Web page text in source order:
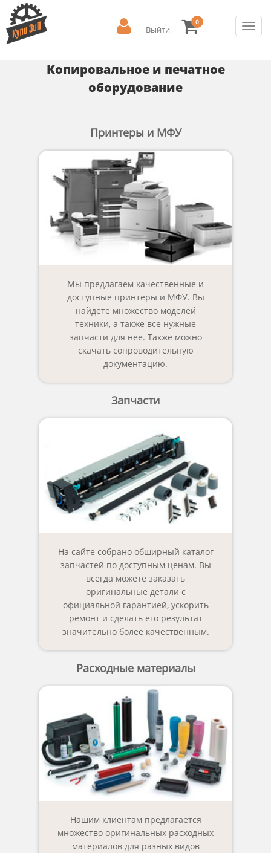
Выйти
0
Копировальное и печатное
оборудование
Принтеры и МФУ
Мы предлагаем качественные и
доступные принтеры и МФУ. Вы
найдете множество моделей
техники, а также все нужные
запчасти для нее. Также можно
скачать сопроводительную
документацию.
Запчасти
На сайте собрано обширный каталог
запчастей по доступным ценам. Вы
всегда можете заказать
оригинальные детали с
официальной гарантией, ускорить
ремонт и сделать его результат
значительно более качественным.
Расходные материалы
Нашим клиентам предлагается
множество оригинальных расходных
материалов для разных видов